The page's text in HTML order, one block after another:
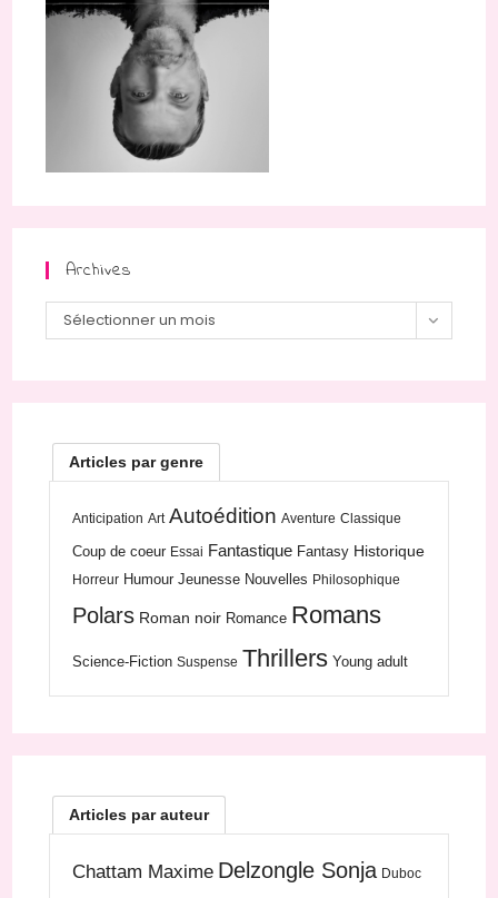
Archives
Sélectionner un mois
Articles par genre
Anticipation Art Autoédition Aventure Classique
Coup de coeur Essai Fantastique Fantasy Historique
Horreur Humour Jeunesse Nouvelles Philosophique
Polars Roman noir Romance Romans
Science-Fiction Suspense Thrillers Young adult
Articles par auteur
Chattam Maxime Delzongle Sonja Duboc